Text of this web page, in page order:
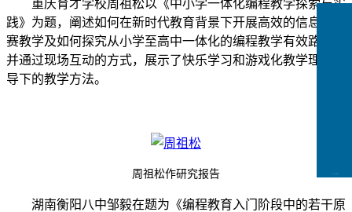
重庆育才学校周祖松以《中小学一体化编程教学探索与实
践》为题，阐述如何在新时代教育背景下开展高效的信息学竞
赛教学及如何探究从小学至高中一体化的编程教学有效路径，
并通过现场互动的方式，展示了快乐学习和游戏化教学理念指
导下的教学方法。
周祖松作研究报告
湖南衡阳八中邹毅在题为《编程教育入门阶段中的若干原